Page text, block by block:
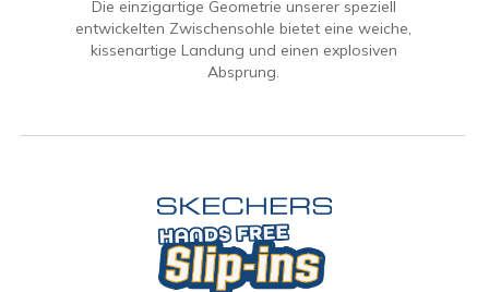
Die einzigartige Geometrie unserer speziell
entwickelten Zwischensohle bietet eine weiche,
kissenartige Landung und einen explosiven
Absprung.